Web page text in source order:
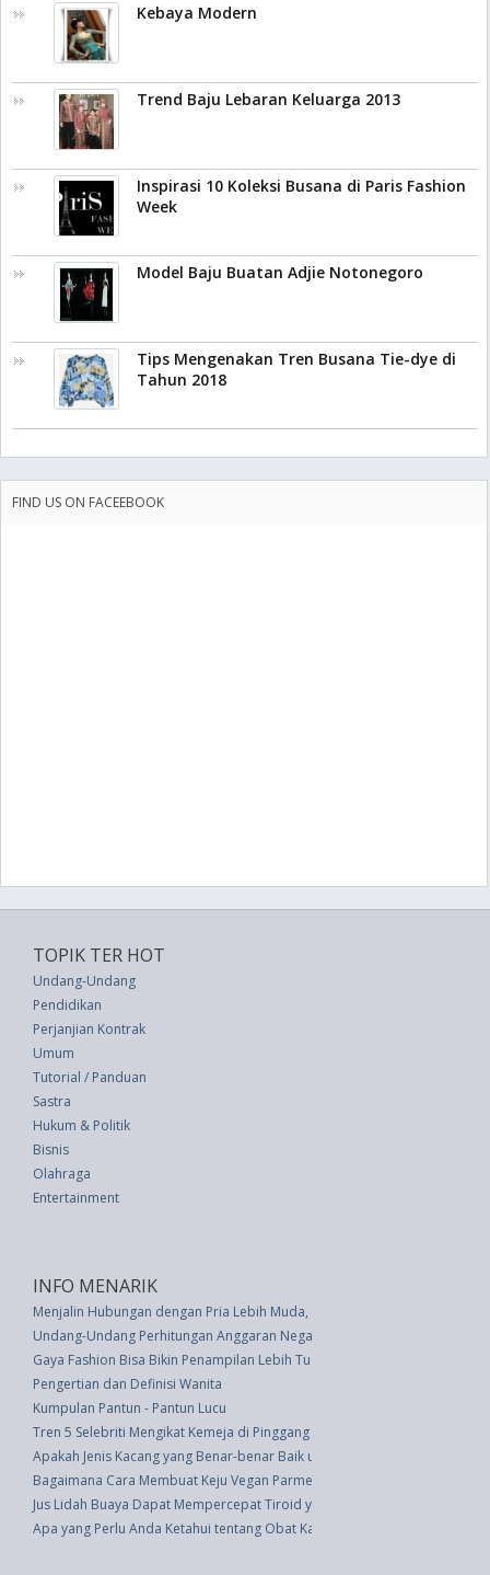
Kebaya Modern
Trend Baju Lebaran Keluarga 2013
Inspirasi 10 Koleksi Busana di Paris Fashion
Week
Model Baju Buatan Adjie Notonegoro
Tips Mengenakan Tren Busana Tie-dye di
Tahun 2018
FIND US ON FACEEBOOK
TOPIK TER HOT
Undang-Undang
Pendidikan
Perjanjian Kontrak
Umum
Tutorial / Panduan
Sastra
Hukum & Politik
Bisnis
Olahraga
Entertainment
INFO MENARIK
Menjalin Hubungan dengan Pria Lebih Muda, Bisakah?
Undang-Undang Perhitungan Anggaran Negara Tahun Anggaran 1979/
Gaya Fashion Bisa Bikin Penampilan Lebih Tua, Ini Buktinya
Pengertian dan Definisi Wanita
Kumpulan Pantun - Pantun Lucu
Tren 5 Selebriti Mengikat Kemeja di Pinggang
Apakah Jenis Kacang yang Benar-benar Baik untuk Anda?
Bagaimana Cara Membuat Keju Vegan Parmesan
Jus Lidah Buaya Dapat Mempercepat Tiroid yang Lambat dan Banyak
Apa yang Perlu Anda Ketahui tentang Obat Kadaluarsa